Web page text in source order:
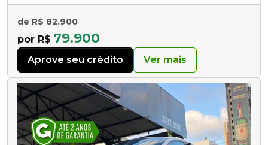
de R$ 82.900
por R$ 79.900
Aprove seu crédito Ver mais